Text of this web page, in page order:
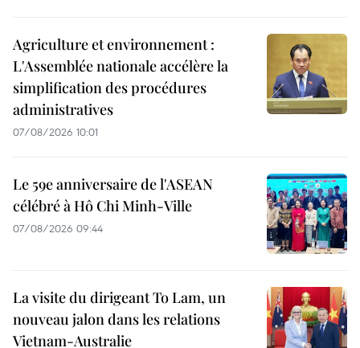
Agriculture et environnement :
L'Assemblée nationale accélère la
simplification des procédures
administratives
07/08/2026 10:01
Le 59e anniversaire de l'ASEAN
célébré à Hô Chi Minh-Ville
07/08/2026 09:44
La visite du dirigeant To Lam, un
nouveau jalon dans les relations
Vietnam-Australie